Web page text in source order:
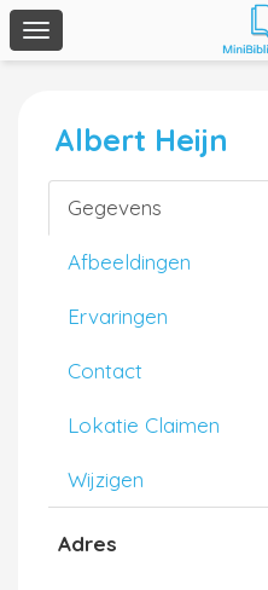
Toggle
navigation
Albert Heijn
Gegevens
Afbeeldingen
Ervaringen
Contact
Lokatie Claimen
Wijzigen
Adres